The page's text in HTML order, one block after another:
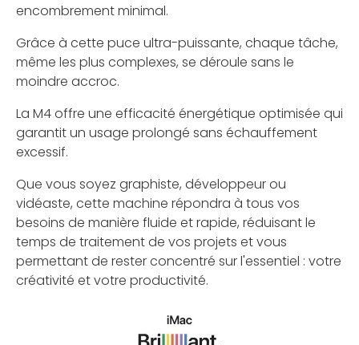
encombrement minimal.
Grâce à cette puce ultra-puissante, chaque tâche,
même les plus complexes, se déroule sans le
moindre accroc.
La M4 offre une efficacité énergétique optimisée qui
garantit un usage prolongé sans échauffement
excessif.
Que vous soyez graphiste, développeur ou
vidéaste, cette machine répondra à tous vos
besoins de manière fluide et rapide, réduisant le
temps de traitement de vos projets et vous
permettant de rester concentré sur l'essentiel : votre
créativité et votre productivité.